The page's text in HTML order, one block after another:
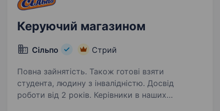
Керуючий магазином
Сільпо Стрий
Повна зайнятість. Також готові взяти
студента, людину з інвалідністю. Досвід
роботи від 2 років. Керівники в наших